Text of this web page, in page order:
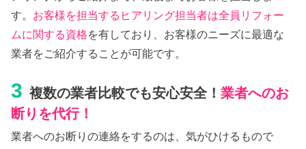
す。 お客様を担当するヒアリング担当者は全員リフォー
ムに関する資格を有しており、お客様のニーズに最適な
業者をご紹介することが可能です。
3 複数の業者比較でも安心安全！業者へのお
断りを代行！
業者へのお断りの連絡をするのは、気がひけるもので